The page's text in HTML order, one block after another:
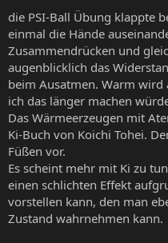
die PSI-Ball Übung klappte
einmal die Hände
Zusammendrücken und
augenblicklich das
beim Ausatmen. Warm
ich das länger machen
Das Wärmeerzeugen mit
Ki-Buch von Koichi Tohei.
Füßen vor.
Es scheint mehr mit Ki zu
einen schlichten Effekt
vorstellen kann, den man
Zustand wahrnehmen kann.